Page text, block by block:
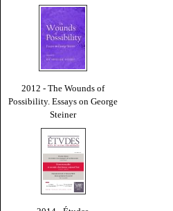
2012 - The Wounds of
Possibility. Essays on George
Steiner